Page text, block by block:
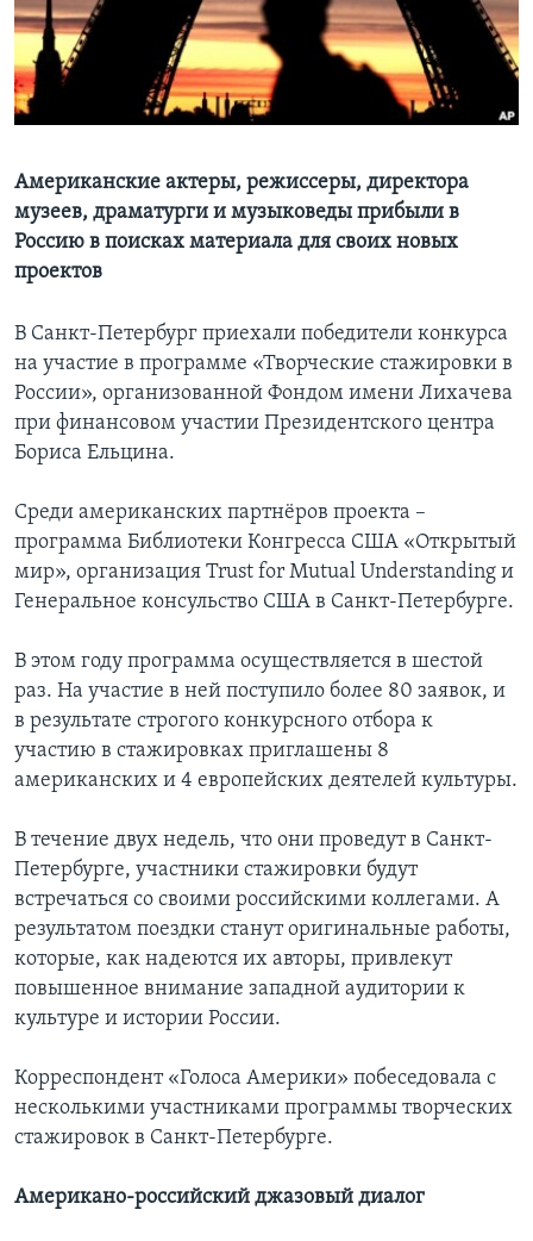
Learning English
СОЦИАЛЬНЫЕ СЕТИ
Языки
Американские актеры, режиссеры, директора
музеев, драматурги и музыковеды прибыли в
Россию в поисках материала для своих новых
проектов
В Санкт-Петербург приехали победители конкурса
на участие в программе «Творческие стажировки в
России», организованной Фондом имени Лихачева
при финансовом участии Президентского центра
Бориса Ельцина.
Среди американских партнёров проекта –
программа Библиотеки Конгресса США «Открытый
мир», организация Trust for Mutual Understanding и
Генеральное консульство США в Санкт-Петербурге.
В этом году программа осуществляется в шестой
раз. На участие в ней поступило более 80 заявок, и
в результате строгого конкурсного отбора к
участию в стажировках приглашены 8
американских и 4 европейских деятелей культуры.
В течение двух недель, что они проведут в Санкт-
Петербурге, участники стажировки будут
встречаться со своими российскими коллегами. А
результатом поездки станут оригинальные работы,
которые, как надеются их авторы, привлекут
повышенное внимание западной аудитории к
культуре и истории России.
Корреспондент «Голоса Америки» побеседовала с
несколькими участниками программы творческих
стажировок в Санкт-Петербурге.
Американо-российский джазовый диалог